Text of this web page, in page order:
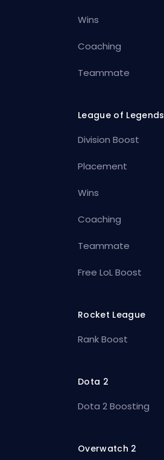
Wins
Coaching
Teammate
League of Legends
Division Boost
Placement
Wins
Coaching
Teammate
Free LoL Boost
Rocket League
Rank Boost
Dota 2
Dota 2 Boosting
Overwatch 2